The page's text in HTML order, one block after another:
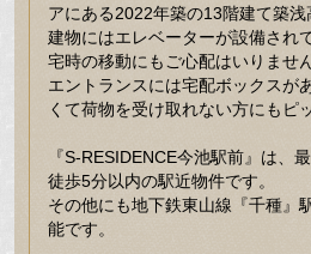
アにある2022年築の13階建て築浅
建物にはエレベーターが設備され
宅時の移動にもご心配はいりません
エントランスには宅配ボックスが
くて荷物を受け取れない方にもピ
『S-RESIDENCE今池駅前』は、
徒歩5分以内の駅近物件です。
その他にも地下鉄東山線『千種』
能です。